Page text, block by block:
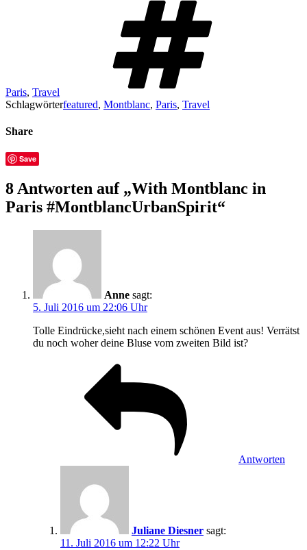
Paris, Travel
Schlagwörterfeatured, Montblanc, Paris, Travel
Share
Save
8 Antworten auf „With Montblanc in
Paris #MontblancUrbanSpirit“
Anne sagt:
5. Juli 2016 um 22:06 Uhr
Tolle Eindrücke,sieht nach einem schönen Event aus! Verrätst
du noch woher deine Bluse vom zweiten Bild ist?
Antworten
Juliane Diesner sagt:
11. Juli 2016 um 12:22 Uhr